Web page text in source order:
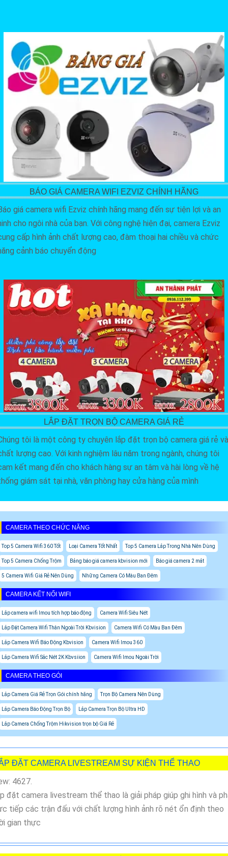
BÁO GIÁ CAMERA WIFI EZVIZ CHÍNH HÃNG
giá camera wifi Ezviz chính hãng mang đến sự tiện lợi và an
cho ngôi nhà của bạn. Với công nghệ hiện đại, camera Ezviz
cấp hình ảnh chất lượng cao, đàm thoại hai chiều và chức
cảnh báo chuyển động
LẮP ĐẶT TRỌN BỘ CAMERA GIÁ RẺ
tôi là một công ty chuyên lắp đặt trọn bộ camera giá rẻ và
lượng cao. Với kinh nghiệm lâu năm trong ngành, chúng tôi
kết mang đến cho khách hàng sự an tâm và hài lòng về hệ
giám sát tại nhà, văn phòng hay cửa hàng của mình
CAMERA THEO CHỨC NĂNG
Top 5 Camera Wifi 360 Tốt Loại Camera Tốt Nhất Top 5 Camera Lắp Trong Nhà Nên Dùng
Top 5 Camera Chống Trộm Bảng báo giá camera kbvision mới Báo giá camera 2 mắt
5 Camera Wifi Giá Rẻ Nên Dùng Những Camera Có Màu Ban Đêm
CAMERA KẾT NỐI WIFI
Lắp camera wifi Imou tích hợp báo động Camera Wifi Siêu Nét
Lắp Đặt Camera Wifi Thân Ngoài Trời Kbvision Camera Wifi Có Màu Ban Đêm
Lắp Camera Wifi Báo Động Kbvision Camera Wifi Imou 360
Lắp Camera Wifi Sắc Nét 2K Kbvsiion Camera Wifi Imou Ngoài Trời
CAMERA THEO GÓI
Lắp Camera Giá Rẻ Trọn Gói chính hãng Trọn Bộ Camera Nên Dùng
Lắp Camera Báo Động Trọn Bộ Lắp Camera Trọn Bộ Ultra HD
Lắp Camera Chống Trộm Hikvision trọn bộ Giá Rẻ
ĐẶT CAMERA LIVESTREAM SỰ KIỆN THỂ THAO
4627.
đặt camera livestream thể thao là giải pháp giúp ghi hình và
tiếp các trận đấu với chất lượng hình ảnh rõ nét ổn định theo
gian thực